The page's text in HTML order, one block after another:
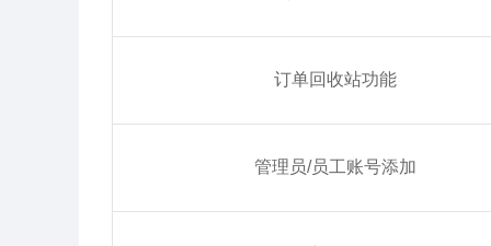
订单回收站功能
管理员/员工账号添加